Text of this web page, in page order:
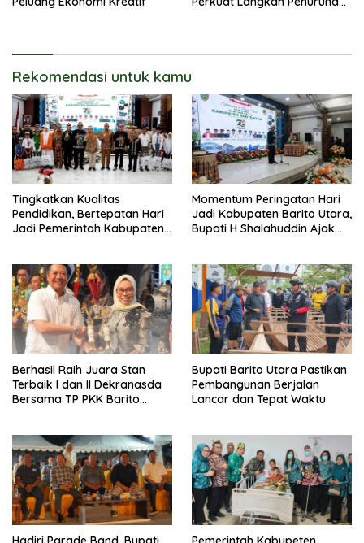
Rekomendasi untuk kamu
Tingkatkan Kualitas
Pendidikan, Bertepatan Hari
Jadi Pemerintah Kabupaten
Momentum Peringatan Hari
Jadi Kabupaten Barito Utara,
Bupati H Shalahuddin Ajak
Daerah
Berhasil Raih Juara Stan
Terbaik I dan II Dekranasda
Bersama TP PKK Barito
Bupati Barito Utara Pastikan
Pembangunan Berjalan
Lancar dan Tepat Waktu